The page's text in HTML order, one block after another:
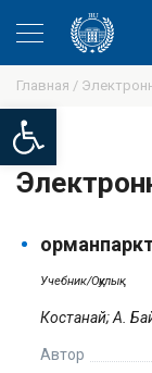
Open
Главная /
Учебник/Оқулық
Костанай; А.
Автор